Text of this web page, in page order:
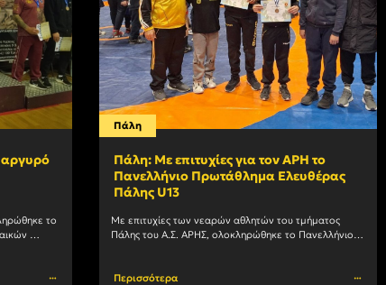
αργυρό
το
Πάλη
Πάλη: Με επιτυχίες για τον ΑΡΗ το
Πανελλήνιο Πρωτάθλημα Ελευθέρας
Πάλης U13
Με επιτυχίες των νεαρών αθλητών του τμήματος
Πάλης του Α.Σ. ΑΡΗΣ, ολοκληρώθηκε το Πανελλήνιο
Περισσότερα